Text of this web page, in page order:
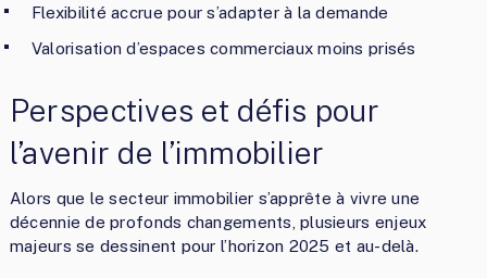
Flexibilité accrue pour s’adapter à la demande
Valorisation d’espaces commerciaux moins prisés
Perspectives et défis pour
l’avenir de l’immobilier
Alors que le secteur immobilier s’apprête à vivre une
décennie de profonds changements, plusieurs enjeux
majeurs se dessinent pour l’horizon 2025 et au-delà.